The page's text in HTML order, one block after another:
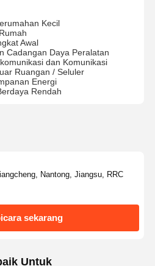
Rumah
Tenaga Surya
Kecil
Awal
Cadangan Daya Peralatan
dan Komunikasi
Ruangan / Seluler
Energi
Rendah
Nantong, Jiangsu, RRC
sekarang
Untuk